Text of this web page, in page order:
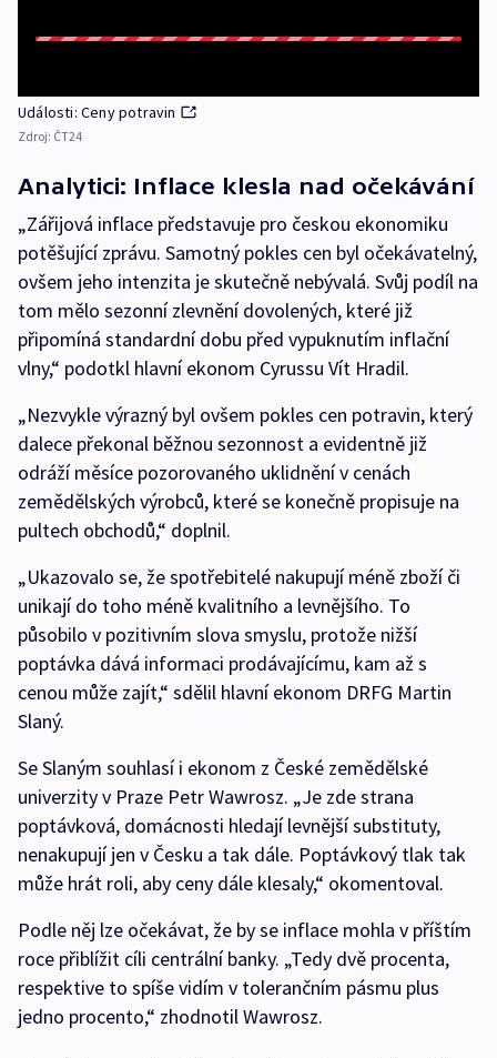
Události: Ceny potravin
Zdroj: ČT24
Analytici: Inflace klesla nad očekávání
„Zářijová inflace představuje pro českou ekonomiku
potěšující zprávu. Samotný pokles cen byl očekávatelný,
ovšem jeho intenzita je skutečně nebývalá. Svůj podíl na
tom mělo sezonní zlevnění dovolených, které již
připomíná standardní dobu před vypuknutím inflační
vlny,“ podotkl hlavní ekonom Cyrussu Vít Hradil.
„Nezvykle výrazný byl ovšem pokles cen potravin, který
dalece překonal běžnou sezonnost a evidentně již
odráží měsíce pozorovaného uklidnění v cenách
zemědělských výrobců, které se konečně propisuje na
pultech obchodů,“ doplnil.
„Ukazovalo se, že spotřebitelé nakupují méně zboží či
unikají do toho méně kvalitního a levnějšího. To
působilo v pozitivním slova smyslu, protože nižší
poptávka dává informaci prodávajícímu, kam až s
cenou může zajít,“ sdělil hlavní ekonom DRFG Martin
Slaný.
Se Slaným souhlasí i ekonom z České zemědělské
univerzity v Praze Petr Wawrosz. „Je zde strana
poptávková, domácnosti hledají levnější substituty,
nenakupují jen v Česku a tak dále. Poptávkový tlak tak
může hrát roli, aby ceny dále klesaly,“ okomentoval.
Podle něj lze očekávat, že by se inflace mohla v příštím
roce přiblížit cíli centrální banky. „Tedy dvě procenta,
respektive to spíše vidím v tolerančním pásmu plus
jedno procento,“ zhodnotil Wawrosz.